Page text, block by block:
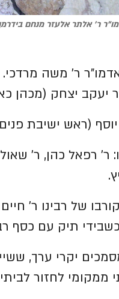
ר' אלתר אלעזר מנחם
ר' משה
יעקב יצחק (מכהן
יוסף (ראש ישיבת
ר' רפאל כהן, ר'
של רבינו ר'
תיק עם כסף
יקרי ערך,
לחזור